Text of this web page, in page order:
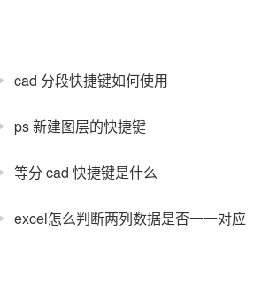
cad 分段快捷键如何使用
ps 新建图层的快捷键
等分 cad 快捷键是什么
excel怎么判断两列数据是否一一对应